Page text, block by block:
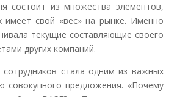
состоит из множества элементов,
имеет свой «вес» на рынке. Именно
текущие составляющие своего
других компаний.
стала одним из важных
совокупного предложения. «Почему